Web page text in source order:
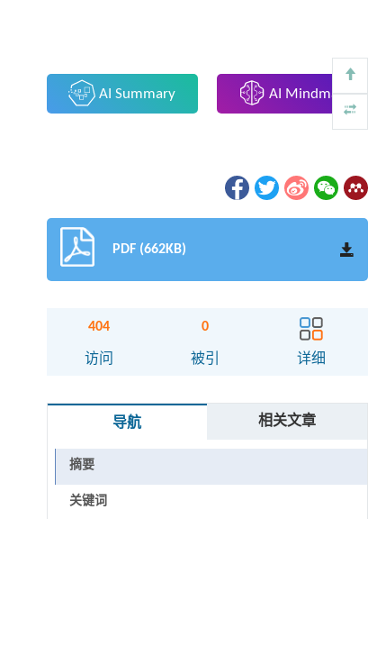
AI Summary AI Mindmap
PDF (662KB)
404
访问
0
被引 详细
导航 相关文章
摘要
关键词